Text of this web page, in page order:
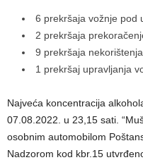
6 prekršaja vožnje pod
2 prekršaja
9 prekršaja
1 prekršaj upravljanja
Najveća koncentracija
07.08.2022. u 23,15 sati.
osobnim automobilom
Nadzorom kod kbr.15